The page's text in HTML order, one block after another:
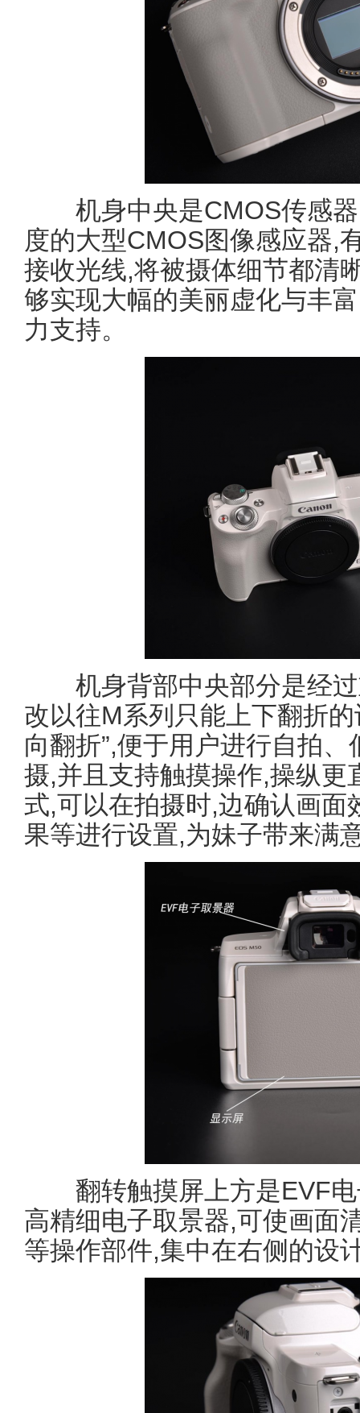
机身中央是CMOS传感器
度的大型CMOS图像感应器,
接收光线,将被摄体细节都清
够实现大幅的美丽虚化与丰
力支持。
机身背部中央部分是经过
改以往M系列只能上下翻折
向翻折”,便于用户进行自拍
摄,并且支持触摸操作,操纵
式,可以在拍摄时,边确认画
果等进行设置,为妹子带来满
翻转触摸屏上方是EVF电
高精细电子取景器,可使画面
等操作部件,集中在右侧的设